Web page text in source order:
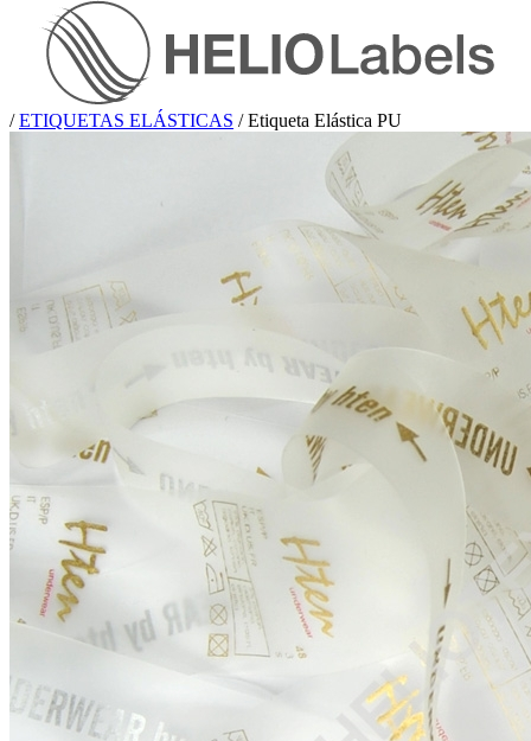
/ ETIQUETAS ELÁSTICAS / Etiqueta Elástica PU